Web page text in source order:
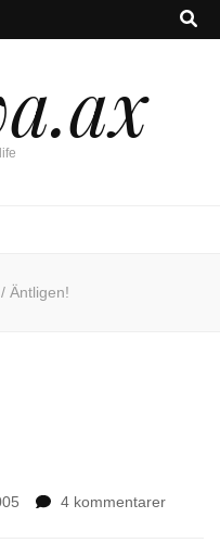
/ Äntligen!
4 kommentarertill